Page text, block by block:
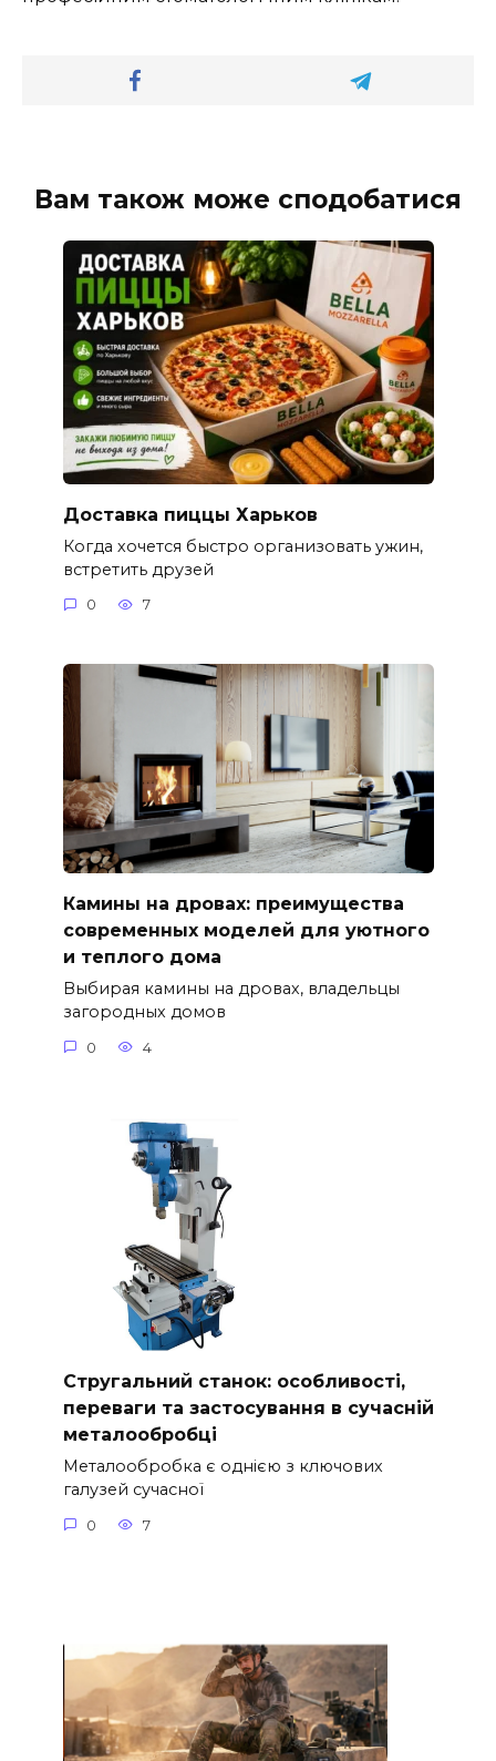
Вам також може сподобатися
Доставка пиццы Харьков
Когда хочется быстро организовать ужин,
встретить друзей
0 7
Камины на дровах: преимущества
современных моделей для уютного
и теплого дома
Выбирая камины на дровах, владельцы
загородных домов
0 4
Стругальний станок: особливості,
переваги та застосування в сучасній
металообробці
Металообробка є однією з ключових
галузей сучасної
0 7